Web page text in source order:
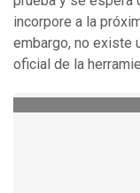
incorpore a la
embargo, no existe
oficial de la